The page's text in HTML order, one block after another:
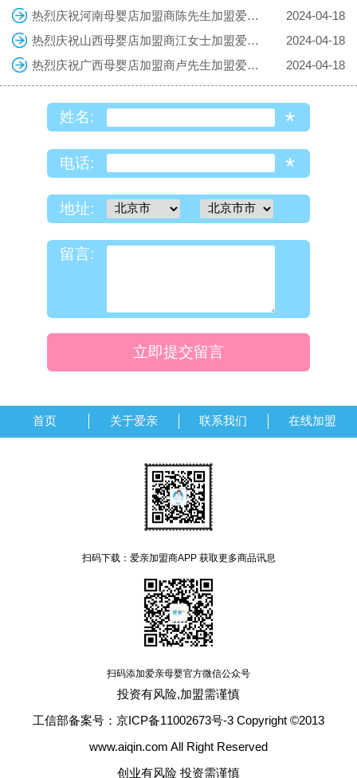
热烈庆祝河南母婴店加盟商陈先生加盟爱亲母婴！预祝生意兴隆！
2024-04-18
热烈庆祝山西母婴店加盟商江女士加盟爱亲母婴！预祝生意兴隆！
2024-04-18
热烈庆祝广西母婴店加盟商卢先生加盟爱亲母婴！预祝生意兴隆！
2024-04-18
姓名: *
电话: *
地址:
留言:
立即提交留言
首页 关于爱亲 联系我们 在线加盟
扫码下载：爱亲加盟商APP 获取更多商品讯息
扫码添加爱亲母婴官方微信公众号
投资有风险,加盟需谨慎
工信部备案号：京ICP备11002673号-3 Copyright ©2013
www.aiqin.com All Right Reserved
创业有风险 投资需谨慎